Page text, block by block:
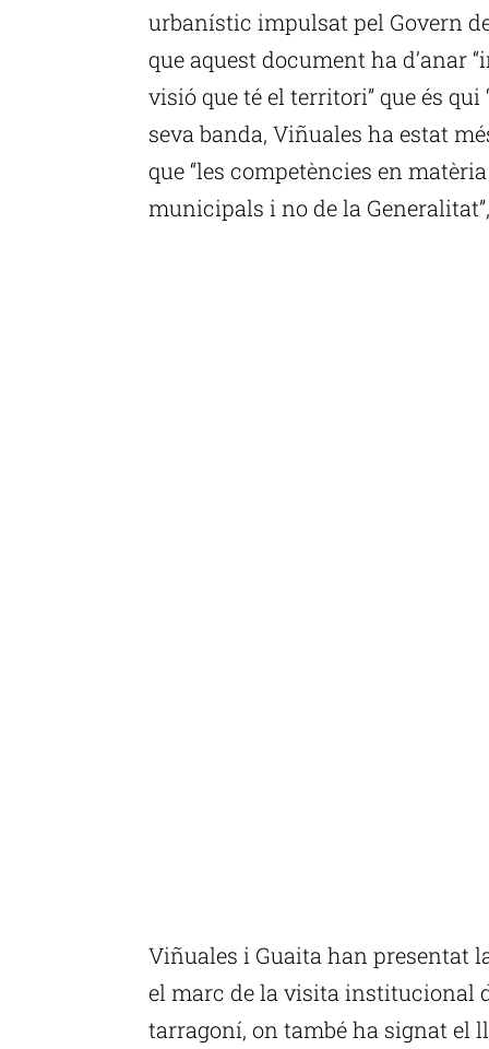
urbanístic impulsat pel Govern
que aquest document ha d’anar
visió que té el territori” que és
seva banda, Viñuales ha estat
que “les competències en
municipals i no de la
Viñuales i Guaita han presentat
el marc de la visita institucional
tarragoní, on també ha signat el